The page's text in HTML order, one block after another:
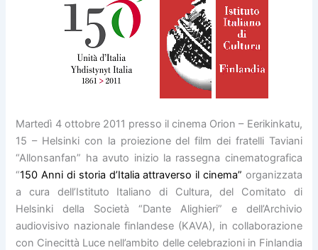
Martedì 4 ottobre 2011 presso il cinema Orion – Eerikinkatu,
15 – Helsinki con la proiezione del film dei fratelli Taviani
“Allonsanfan” ha avuto inizio la rassegna cinematografica
“150 Anni di storia d’Italia attraverso il cinema” organizzata
a cura dell’Istituto Italiano di Cultura, del Comitato di
Helsinki della Società “Dante Alighieri” e dell’Archivio
audiovisivo nazionale finlandese (KAVA), in collaborazione
con Cinecittà Luce nell’ambito delle celebrazioni in Finlandia